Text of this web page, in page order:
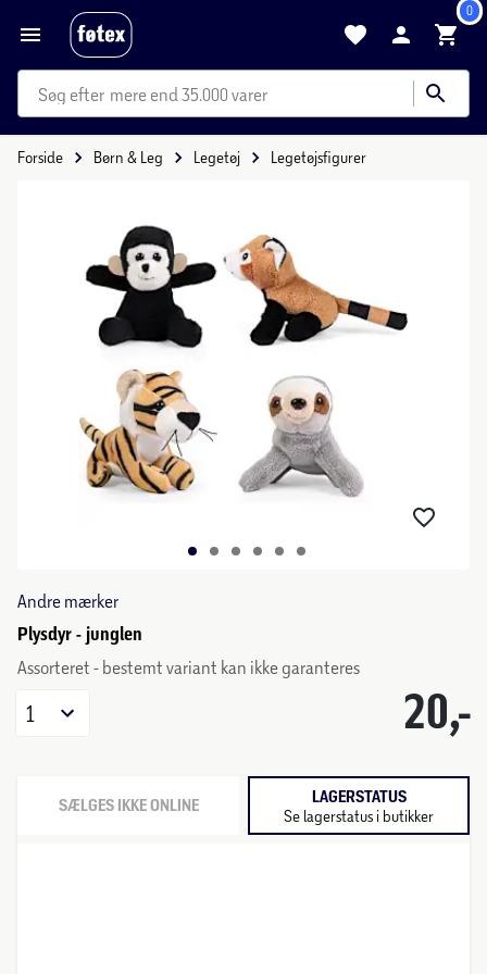
0
mere end 35.000 varer
Forside Børn & Leg Legetøj Legetøjsfigurer
Andre mærker
Plysdyr - junglen
Assorteret - bestemt variant kan ikke garanteres
20,-
1
SÆLGES IKKE ONLINE LAGERSTATUS
Se lagerstatus i butikker